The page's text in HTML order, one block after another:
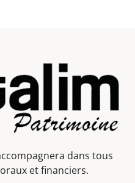
dans tous
et financiers.